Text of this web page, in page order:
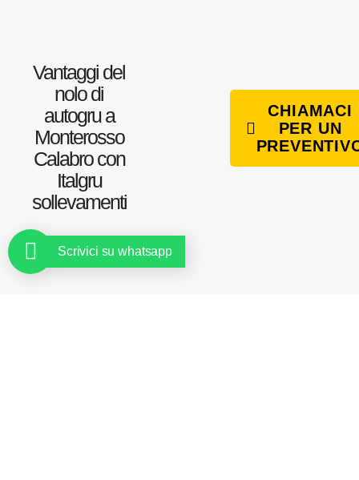
Vantaggi del
nolo di
autogru a
Monterosso
Calabro con
Italgru
sollevamenti
CHIAMACI
PER UN
Scrivici su whatsapp